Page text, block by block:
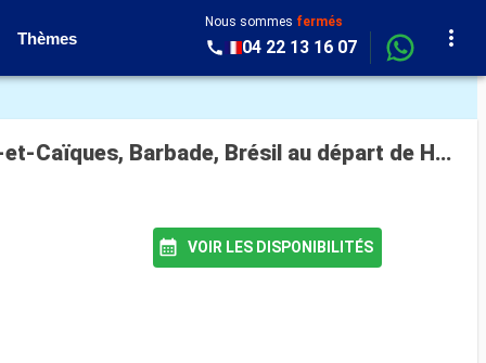
Thèmes
Nous sommes fermés
04 22 13 16 07
Croisière Queen Anne : Allemagne, Pays-Bas, Belgique, Royaume-Uni, États-Unis, Îles Turques-et-Caïques, Barbade, Brésil au départ de Hambourg
VOIR LES DISPONIBILITÉS